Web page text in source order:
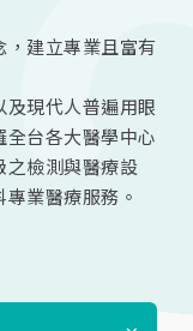
建立專業且富有
現代人普遍用眼
台各大醫學中心
之檢測與醫療設
業醫療服務。